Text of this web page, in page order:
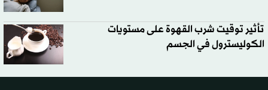
تأثير توقيت شرب القهوة على مستويات
الكوليسترول في الجسم